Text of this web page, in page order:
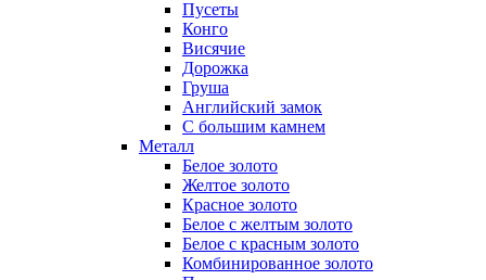
Пусеты
Конго
Висячие
Дорожка
Груша
Английский замок
С большим камнем
Металл
Белое золото
Желтое золото
Красное золото
Белое с желтым золото
Белое с красным золото
Комбинированное золото